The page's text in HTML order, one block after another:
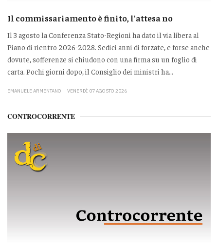
Il commissariamento è finito, l'attesa no
Il 3 agosto la Conferenza Stato-Regioni ha dato il via libera al
Piano di rientro 2026-2028. Sedici anni di forzate, e forse anche
dovute, sofferenze si chiudono con una firma su un foglio di
carta. Pochi giorni dopo, il Consiglio dei ministri ha...
EMANUELE ARMENTANO VENERDÌ 07 AGOSTO 2026
CONTROCORRENTE